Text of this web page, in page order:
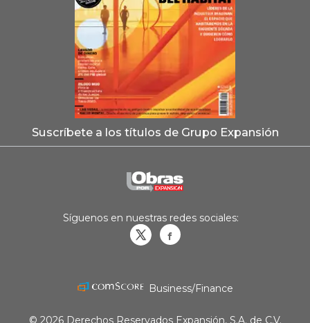
Suscríbete a los títulos de Grupo Expansión
Síguenos en nuestras redes sociales:
Business/Finance
© 2026 Derechos Reservados Expansión, S.A. de C.V.